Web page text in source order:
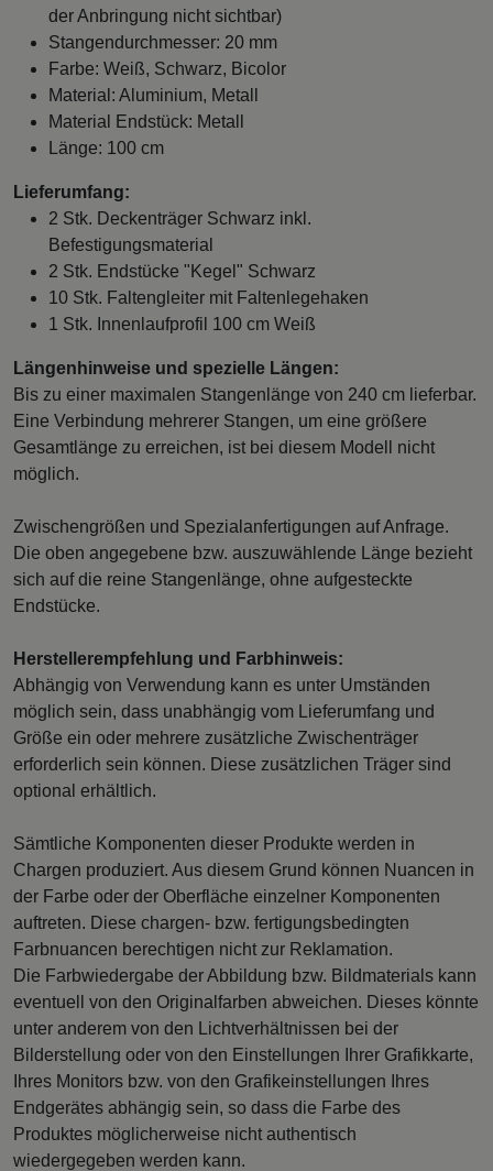
der Anbringung nicht sichtbar)
Stangendurchmesser: 20 mm
Farbe: Weiß, Schwarz, Bicolor
Material: Aluminium, Metall
Material Endstück: Metall
Länge: 100 cm
Lieferumfang:
2 Stk. Deckenträger Schwarz inkl.
Befestigungsmaterial
2 Stk. Endstücke "Kegel" Schwarz
10 Stk. Faltengleiter mit Faltenlegehaken
1 Stk. Innenlaufprofil 100 cm Weiß
Längenhinweise und spezielle Längen:
Bis zu einer maximalen Stangenlänge von 240 cm lieferbar.
Eine Verbindung mehrerer Stangen, um eine größere
Gesamtlänge zu erreichen, ist bei diesem Modell nicht
möglich.
Zwischengrößen und Spezialanfertigungen auf Anfrage.
Die oben angegebene bzw. auszuwählende Länge bezieht
sich auf die reine Stangenlänge, ohne aufgesteckte
Endstücke.
Herstellerempfehlung und Farbhinweis:
Abhängig von Verwendung kann es unter Umständen
möglich sein, dass unabhängig vom Lieferumfang und
Größe ein oder mehrere zusätzliche Zwischenträger
erforderlich sein können. Diese zusätzlichen Träger sind
optional erhältlich.
Sämtliche Komponenten dieser Produkte werden in
Chargen produziert. Aus diesem Grund können Nuancen in
der Farbe oder der Oberfläche einzelner Komponenten
auftreten. Diese chargen- bzw. fertigungsbedingten
Farbnuancen berechtigen nicht zur Reklamation.
Die Farbwiedergabe der Abbildung bzw. Bildmaterials kann
eventuell von den Originalfarben abweichen. Dieses könnte
unter anderem von den Lichtverhältnissen bei der
Bilderstellung oder von den Einstellungen Ihrer Grafikkarte,
Ihres Monitors bzw. von den Grafikeinstellungen Ihres
Endgerätes abhängig sein, so dass die Farbe des
Produktes möglicherweise nicht authentisch
wiedergegeben werden kann.